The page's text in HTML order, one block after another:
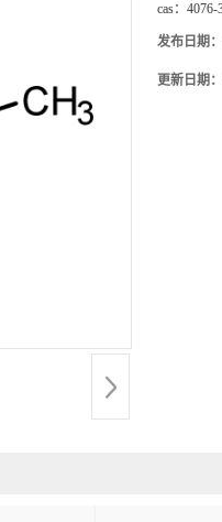
cas： 4076-
发布日期：
更新日期：